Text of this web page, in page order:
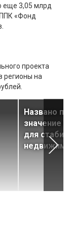
еще 3,05 млрд
«Фонд
проекта
регионы на
Названо
значение
для